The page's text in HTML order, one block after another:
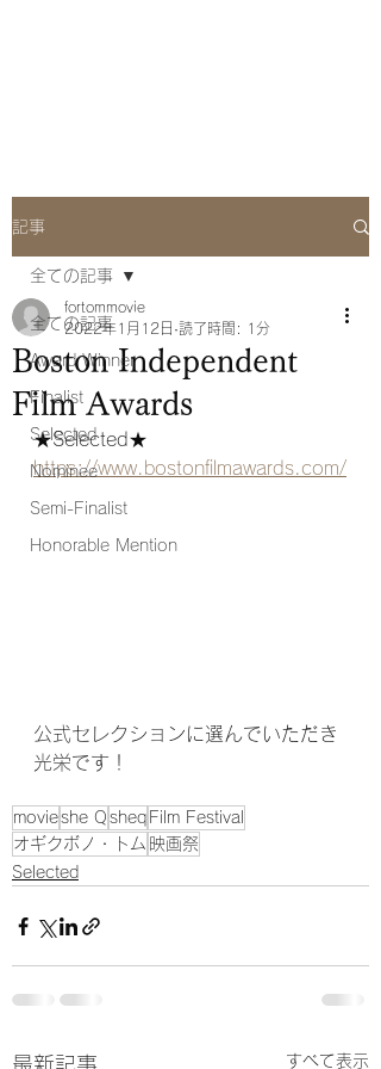
記事
全ての記事
Award Winner
Finalist
Selected
Nominee
Semi-Finalist
Honorable Mention
全ての記事
Boston Independent
Film Awards
fortommovie
2022年1月12日 読了時間: 1分
★Selected★
https://www.bostonfilmawards.com/
公式セレクションに選んでいただき
光栄です！
movieshe Q sheq Film Festival
オギクボノ・トム 映画祭
Selected
最新記事 すべて表示